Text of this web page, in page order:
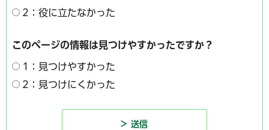
2：役に立たなかった
このページの情報は見つけやすかったですか？
1：見つけやすかった
2：見つけにくかった